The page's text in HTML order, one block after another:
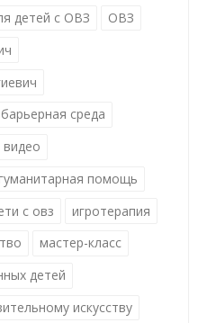
детей с ОВЗ
ОВЗ
среда
видео
помощь
с овз
игротерапия
мастер-класс
детей
искусству